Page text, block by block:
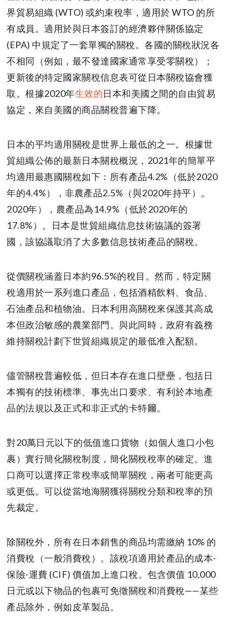
界貿易組織 (WTO) 或約束稅率，適用於 WTO 的所
有成員。適用於與日本簽訂的經濟夥伴關係協定
(EPA) 中規定了一套單獨的關稅。各國的關稅狀況​​各
不相同（例如，最不發達國家通常享受零關稅）；
更新後的特定國家關稅信息表可從日本關稅協會獲
取。根據2020年生效的日本和美國之間的自由貿易
協定，來自美國的商品關稅普遍下降。
日本的平均適用關稅是世界上最低的之一。根據世
貿組織公佈的最新日本關稅概況，2021年的簡單平
均適用最惠國關稅如下：所有產品4.2%（低於2020
年的4.4%），非農產品2.5%（與2020年持平）。
2020年），農產品為14.9%（低於2020年的
17.8%）。日本是世貿組織信息技術協議的簽署
國，該協議取消了大多數信息技術產品的關稅。
從價關稅涵蓋日本約96.5%的稅目。然而，特定關
稅適用於一系列進口產品，包括酒精飲料、食品、
石油產品和植物油。日本利用高關稅來保護其高成
本但政治敏感的農業部門。與此同時，政府有義務
維持關稅計劃下世貿組織規定的最低准入配額。
儘管關稅普遍較低，但日本存在進口壁壘，包括日
本獨有的技術標準、事先出口要求、有利於本地產
品的法規以及正式和非正式的卡特爾。
對20萬日元以下的低值進口貨物（如個人進口小包
裹）實行簡化關稅制度，簡化關稅稅率的確定。進
口商可以選擇正常稅率或簡單關稅，兩者可能更高
或更低。可以從當地海關獲得關稅分類和稅率的預
先裁定。
除關稅外，所有在日本銷售的商品均需繳納 10% 的
消費稅（一般消費稅）。該稅項適用於產品的成本-
保險-運費 (CIF) 價值加上進口稅。包含價值 10,000
日元或以下物品的包裹可免徵關稅和消費稅——某些
產品除外，例如皮革製品。